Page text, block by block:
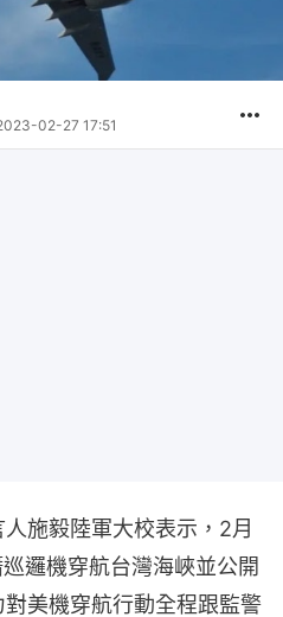
02-27 17:51
施毅陸軍大校表示，2月
邏機穿航台灣海峽並公開
美機穿航行動全程跟監警